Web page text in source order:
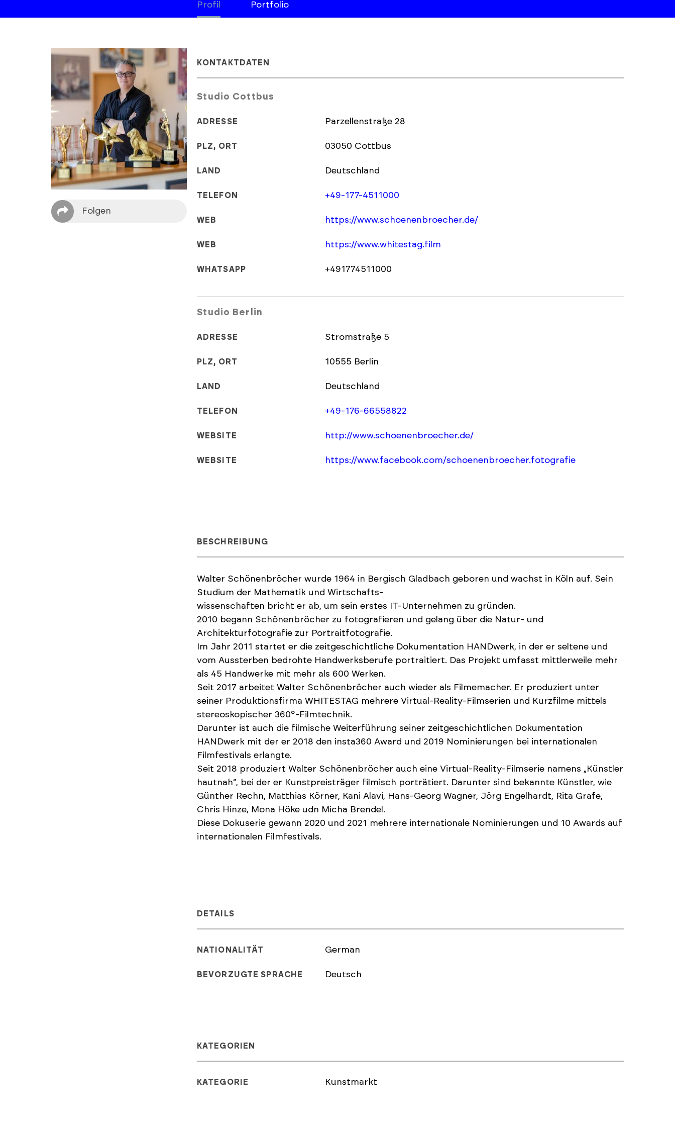
Profil Portfolio
Folgen
KONTAKTDATEN
Studio Cottbus
ADRESSE Parzellenstraße 28
PLZ, ORT 03050 Cottbus
LAND Deutschland
TELEFON +49-177-4511000
WEB https://www.schoenenbroecher.de/
WEB https://www.whitestag.film
WHATSAPP +491774511000
Studio Berlin
ADRESSE Stromstraße 5
PLZ, ORT 10555 Berlin
LAND Deutschland
TELEFON +49-176-66558822
WEBSITE http://www.schoenenbroecher.de/
WEBSITE https://www.facebook.com/schoenenbroecher.fotografie
BESCHREIBUNG
Walter Schönenbröcher wurde 1964 in Bergisch Gladbach geboren und wachst in Köln auf. Sein
Studium der Mathematik und Wirtschafts-
wissenschaften bricht er ab, um sein erstes IT-Unternehmen zu gründen.
2010 begann Schönenbröcher zu fotografieren und gelang über die Natur- und
Architekturfotografie zur Portraitfotografie.
Im Jahr 2011 startet er die zeitgeschichtliche Dokumentation HANDwerk, in der er seltene und
vom Aussterben bedrohte Handwerksberufe portraitiert. Das Projekt umfasst mittlerweile mehr
als 45 Handwerke mit mehr als 600 Werken.
Seit 2017 arbeitet Walter Schönenbröcher auch wieder als Filmemacher. Er produziert unter
seiner Produktionsfirma WHITESTAG mehrere Virtual-Reality-Filmserien und Kurzfilme mittels
stereoskopischer 360°-Filmtechnik.
Darunter ist auch die filmische Weiterführung seiner zeitgeschichtlichen Dokumentation
HANDwerk mit der er 2018 den insta360 Award und 2019 Nominierungen bei internationalen
Filmfestivals erlangte.
Seit 2018 produziert Walter Schönenbröcher auch eine Virtual-Reality-Filmserie namens „Künstler
hautnah“, bei der er Kunstpreisträger filmisch porträtiert. Darunter sind bekannte Künstler, wie
Günther Rechn, Matthias Körner, Kani Alavi, Hans-Georg Wagner, Jörg Engelhardt, Rita Grafe,
Chris Hinze, Mona Höke udn Micha Brendel.
Diese Dokuserie gewann 2020 und 2021 mehrere internationale Nominierungen und 10 Awards auf
internationalen Filmfestivals.
DETAILS
NATIONALITÄT German
BEVORZUGTE SPRACHE Deutsch
KATEGORIEN
KATEGORIE Kunstmarkt